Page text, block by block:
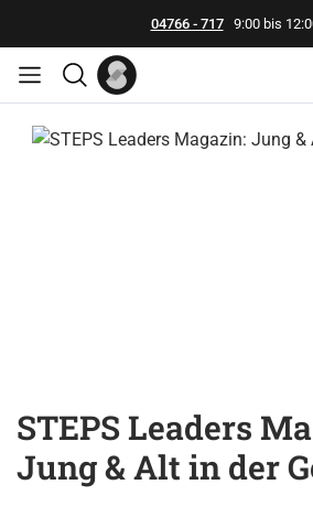
04766 - 7179:00 bis
Bildergalerie überspringen
STEPS Leaders
Jung & Alt in der